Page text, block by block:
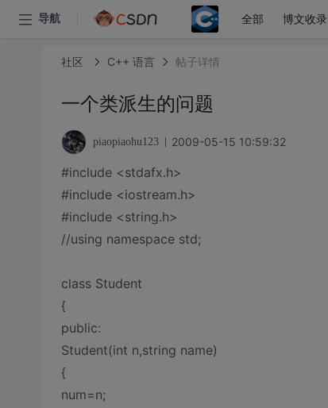
导航 全部 博文收录
社区 C++ 语言 帖子详情
一个类派生的问题
piaopiaohu123 2009-05-15 10:59:32
#include <stdafx.h>
#include <iostream.h>
#include <string.h>
//using namespace std;
class Student
{
public:
Student(int n,string name)
{
num=n;